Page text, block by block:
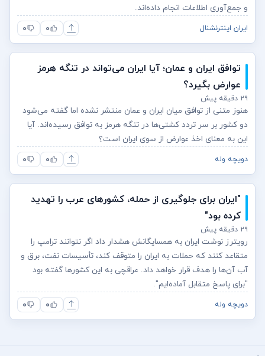
و جمع‌آوری اطلاعات انجام داده‌اند.
ایران اینترنشنال ۰ ۰
توافق ایران و عمان؛ آیا ایران می‌تواند در تنگه هرمز
عوارض بگیرد؟
۲۹ دقیقه پیش
هنوز متنی از توافق میان ایران و عمان منتشر نشده اما گفته می‌شود
دو کشور بر سر تردد کشتی‌ها در تنگه هرمز به توافق رسیده‌اند. آیا
این به معنای اخذ عوارض از سوی ایران است؟
دویچه وله ۰ ۰
"ایران برای جلوگیری از حمله، کشورهای عرب را تهدید
کرده بود"
۲۹ دقیقه پیش
رویترز نوشت ایران به همسایگانش هشدار داد اگر نتوانند ترامپ را
متقاعد کنند که حملات به ایران را متوقف کند، تأسیسات نفت، برق و
آب آن‌ها را هدف قرار خواهد داد. عراقچی به این کشورها گفته بود
"برای پاسخ متقابل آماده‌ایم".
دویچه وله ۰ ۰